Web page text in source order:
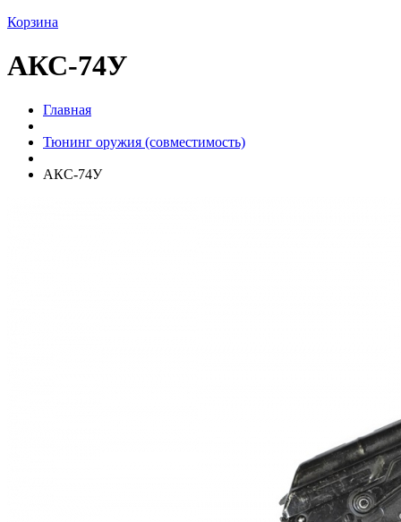
Корзина
АКС-74У
Главная
Тюнинг оружия (совместимость)
АКС-74У